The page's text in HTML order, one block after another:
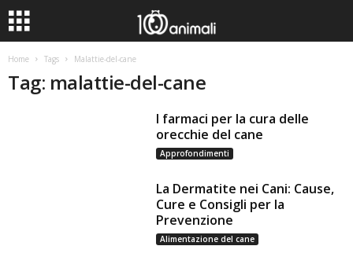
Home Tags Malattie-del-cane
Tag: malattie-del-cane
I farmaci per la cura delle
orecchie del cane
Approfondimenti
La Dermatite nei Cani: Cause,
Cure e Consigli per la
Prevenzione
Alimentazione del cane